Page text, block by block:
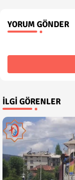
YORUM GÖNDER
İLGI GÖRENLER